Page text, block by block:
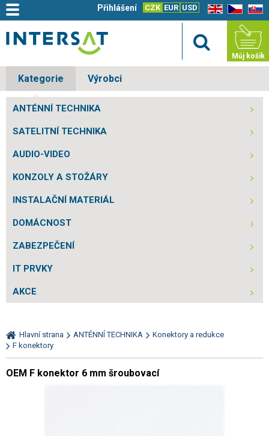
EN CZ SK
CZK EUR USD
Přihlášení
Můj košík
Kategorie Výrobci
ANTÉNNÍ TECHNIKA
SATELITNÍ TECHNIKA
AUDIO-VIDEO
KONZOLY A STOŽÁRY
INSTALAČNÍ MATERIÁL
DOMÁCNOST
ZABEZPEČENÍ
IT PRVKY
AKCE
Hlavní strana ANTÉNNÍ TECHNIKA
Konektory a redukce
F konektory
OEM F konektor 6 mm šroubovací